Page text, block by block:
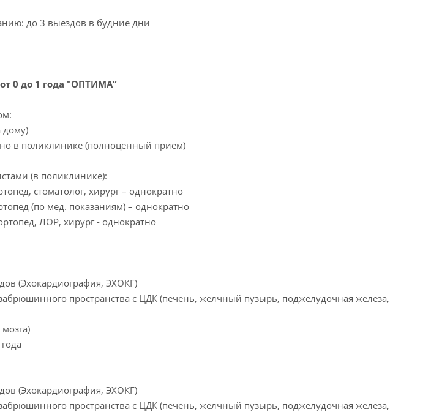
до 3 выездов в будние дни
0 до 1 года "ОПТИМА”
дому)
в поликлинике (полноценный прием)
(в поликлинике):
стоматолог, хирург – однократно
(по мед. показаниям) – однократно
ЛОР, хирург - однократно
(Эхокардиография, ЭХОКГ)
пространства с ЦДК (печень, желчный пузырь, поджелудочная железа,
(Эхокардиография, ЭХОКГ)
пространства с ЦДК (печень, желчный пузырь, поджелудочная железа,